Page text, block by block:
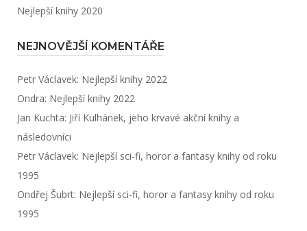
Nejlepší knihy 2020
NEJNOVĚJŠÍ KOMENTÁŘE
Petr Václavek: Nejlepší knihy 2022
Ondra: Nejlepší knihy 2022
Jan Kuchta: Jiří Kulhánek, jeho krvavé akční knihy a
následovníci
Petr Václavek: Nejlepší sci-fi, horor a fantasy knihy od roku
1995
Ondřej Šubrt: Nejlepší sci-fi, horor a fantasy knihy od roku
1995